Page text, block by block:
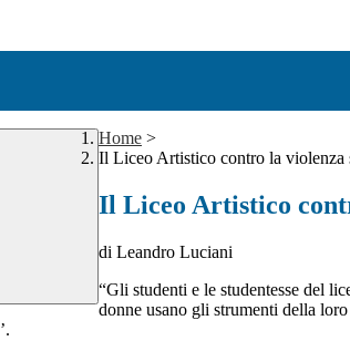
Home >
Il Liceo Artistico contro la violenza
Il Liceo Artistico
di Leandro Luciani
“Gli studenti e le studentesse del
donne usano gli strumenti della
’.